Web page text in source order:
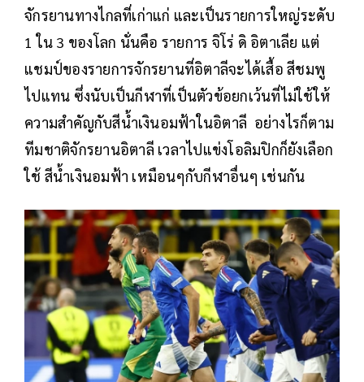
จักรยานทางไกลที่เก่าแก่ และเป็นรายการใหญ่ระดับ
1 ใน 3 ของโลก นั่นคือ รายการ จิโร่ ดิ อิตาเลีย แต่
แชมป์ของรายการจักรยานที่อิตาลีจะได้เสื้อ สีชมพู
ไปแทน ซึ่งนับเป็นกีฬาที่เป็นตัวข้อยกเว้นที่ไม่ใช้ให้
ความสำคัญกับสีน้ำเงินอมฟ้าในอิตาลี อย่างไรก็ตาม
ทีมชาติจักรยานอิตาลี เวลาไปแข่งโอลิมปิกก็ยังเลือก
ใช้ สีน้ำเงินอมฟ้า เหมือนๆกับกีฬาอื่นๆ เช่นกัน